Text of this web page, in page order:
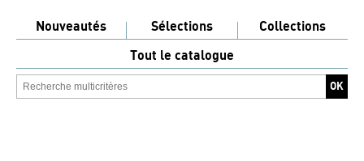
Nouveautés Sélections
Collections
Tout le catalogue